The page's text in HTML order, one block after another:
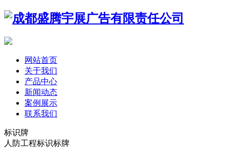
网站首页
关于我们
产品中心
新闻动态
案例展示
联系我们
标识牌
人防工程标识标牌